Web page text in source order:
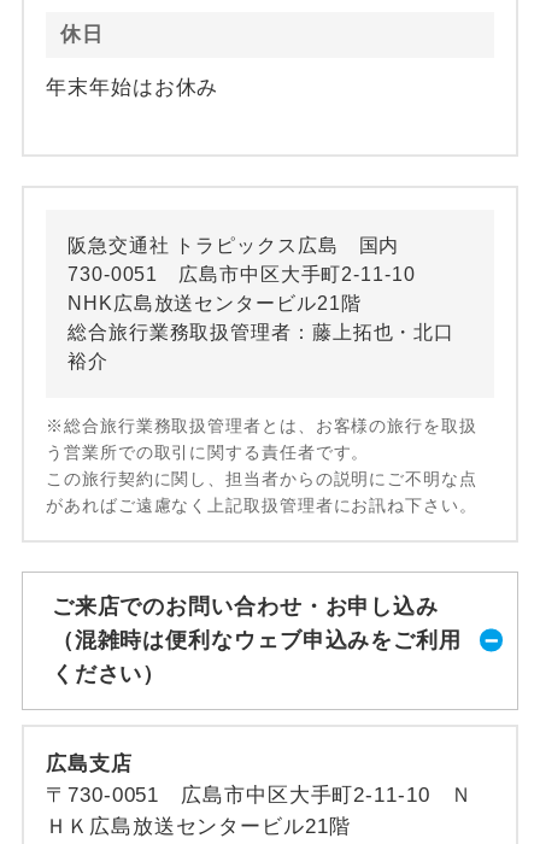
休日
年末年始はお休み
阪急交通社 トラピックス広島 国内
730-0051 広島市中区大手町2-11-10
NHK広島放送センタービル21階
総合旅行業務取扱管理者：藤上拓也・北口
裕介
※総合旅行業務取扱管理者とは、お客様の旅行を取扱
う営業所での取引に関する責任者です。
この旅行契約に関し、担当者からの説明にご不明な点
があればご遠慮なく上記取扱管理者にお訊ね下さい。
ご来店でのお問い合わせ・お申し込み
（混雑時は便利なウェブ申込みをご利用
ください）
広島支店
〒730-0051 広島市中区大手町2-11-10 Ｎ
ＨＫ広島放送センタービル21階